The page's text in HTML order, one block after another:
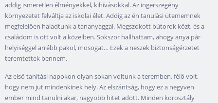
addig ismeretlen élményekkel, kihívásokkal. Az ingerszegény
környezetet felváltja az iskolai élet. Addig az én tanulási ütememnek
megfelelően haladtunk a tananyaggal. Megszokott bútorok közt, és a
családom is ott volt a közelben. Sokszor hallhattam, ahogy anya pár
helyiséggel arrébb pakol, mosogat… Ezek a neszek biztonságérzetet
teremtettek bennem.
Az első tanítási napokon olyan sokan voltunk a teremben, félő volt,
hogy nem jut mindenkinek hely. Az elszántság, hogy ez a negyven
ember mind tanulni akar, nagyobb hitet adott. Minden korosztály